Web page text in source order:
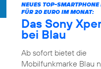
NEUES TOP-SMARTPHONE
FÜR 20 EURO IM MONAT:
Das Sony
bei Blau
Ab sofort bietet die
Mobilfunkmarke Blau